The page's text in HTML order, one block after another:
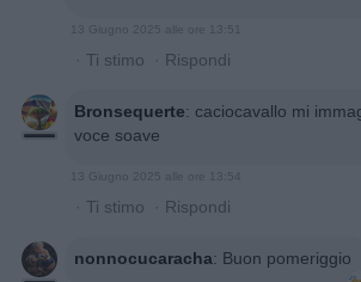
13 Giugno 2025 alle ore 13:51
· Ti stimo · Rispondi
Bronsequerte: caciocavallo mi
voce soave
13 Giugno 2025 alle ore 13:54
· Ti stimo · Rispondi
nonnocucaracha: Buon pomeriggio